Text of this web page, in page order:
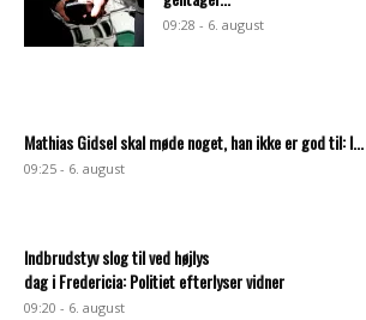
09:28 - 6. august
Mathias Gidsel skal møde noget, han ikke er god til: I...
09:25 - 6. august
Indbrudstyv slog til ved højlys
dag i Fredericia: Politiet efterlyser vidner
09:20 - 6. august